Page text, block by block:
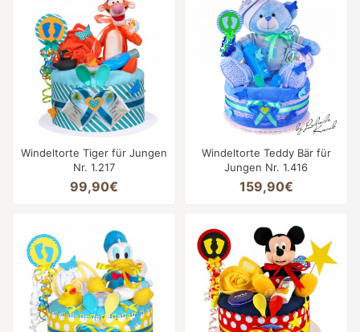
Windeltorte Tiger für Jungen
Nr. 1.217
99,90€
Windeltorte Teddy Bär für
Jungen Nr. 1.416
159,90€